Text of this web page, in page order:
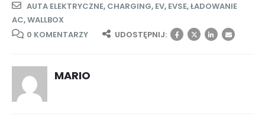
AUTA ELEKTRYCZNE, CHARGING, EV, EVSE,ŁADOWANIE
AC,WALLBOX
0 KOMENTARZY
UDOSTĘPNIJ:
MARIO